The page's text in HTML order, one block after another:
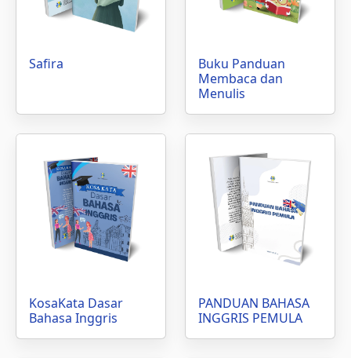
Safira
Buku Panduan
Membaca dan
Menulis
KosaKata Dasar
Bahasa Inggris
PANDUAN BAHASA
INGGRIS PEMULA